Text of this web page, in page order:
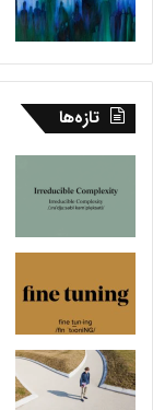
تازه‌ها